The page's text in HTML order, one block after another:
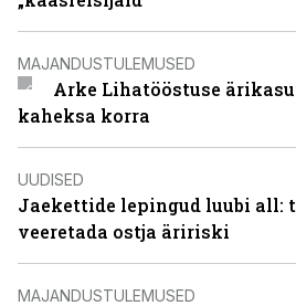
MAJANDUSTULEMUSED
Arke Lihatööstuse
kaheksa korra
UUDISED
Jaekettide lepingud luubi all:
veeretada ostja äririski
MAJANDUSTULEMUSED